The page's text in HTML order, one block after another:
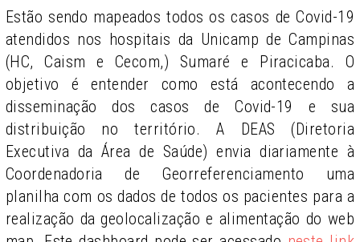
Estão sendo mapeados todos os casos de Covid-19
atendidos nos hospitais da Unicamp de Campinas
(HC, Caism e Cecom,) Sumaré e Piracicaba. O
objetivo é entender como está acontecendo a
disseminação dos casos de Covid-19 e sua
distribuição no território. A DEAS (Diretoria
Executiva da Área de Saúde) envia diariamente à
Coordenadoria de Georreferenciamento uma
planilha com os dados de todos os pacientes para a
realização da geolocalização e alimentação do web